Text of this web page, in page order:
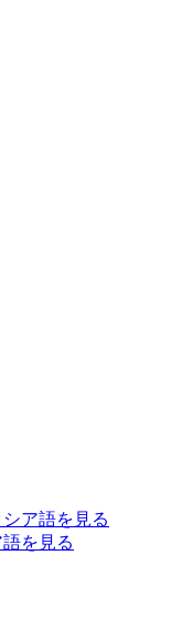
ア語を見る
を見る